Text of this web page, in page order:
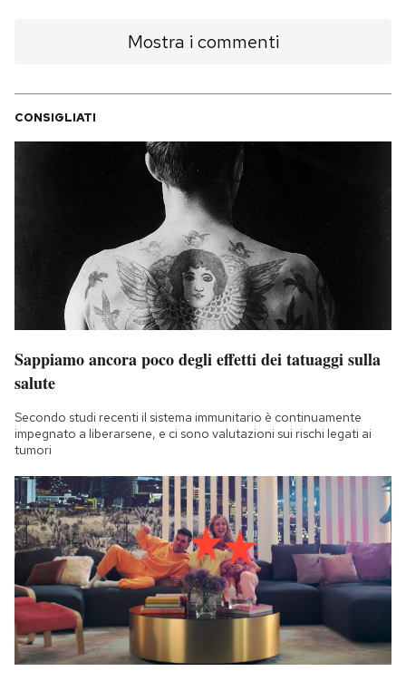
Mostra i commenti
CONSIGLIATI
Sappiamo ancora poco degli effetti dei tatuaggi sulla
salute
Secondo studi recenti il sistema immunitario è continuamente
impegnato a liberarsene, e ci sono valutazioni sui rischi legati ai
tumori